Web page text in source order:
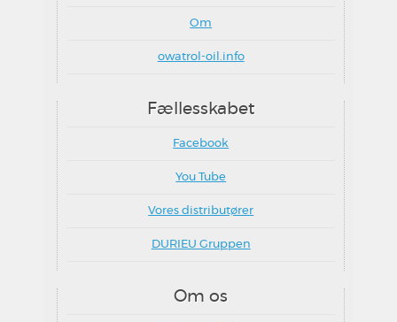
Om
owatrol-oil.info
Fællesskabet
Facebook
You Tube
Vores distributører
DURIEU Gruppen
Om os